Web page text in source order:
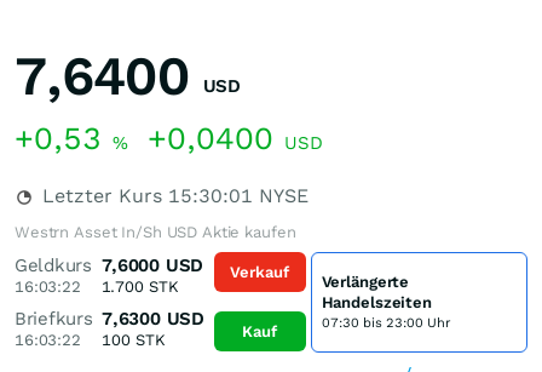
7,6400 USD
+0,53 % +0,0400 USD
Letzter Kurs 15:30:01 NYSE
Westrn Asset In/Sh USD Aktie kaufen
Geldkurs
16:03:22
7,6000 USD
1.700STK
Briefkurs
16:03:22
7,6300 USD
100STK
Verkauf
Kauf
Verlängerte
Handelszeiten
07:30 bis 23:00 Uhr